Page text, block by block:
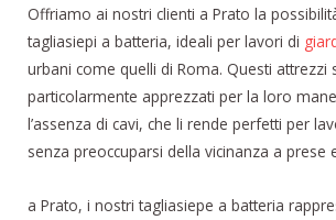
Offriamo ai nostri clienti a Prato la
tagliasiepi a batteria, ideali per lavori di
urbani come quelli di Roma. Questi attrezzi
particolarmente apprezzati per la loro
l’assenza di cavi, che li rende perfetti per
senza preoccuparsi della vicinanza a prese
a Prato, i nostri tagliasiepe a batteria